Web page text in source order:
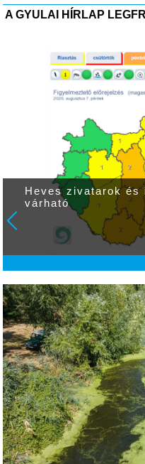
A GYULAI HÍRLAP
Heves zivatarok és
várható